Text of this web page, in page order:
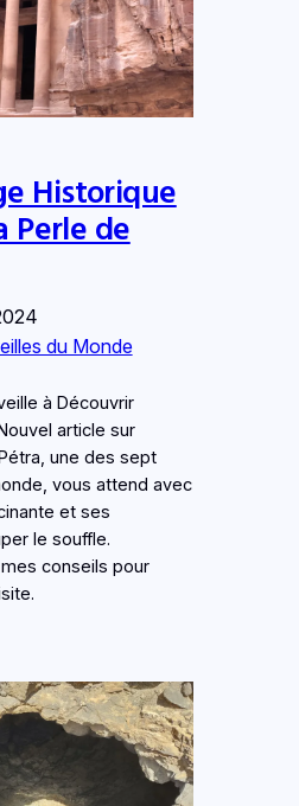
Historique
Perle de
du Monde
à Découvrir
article sur
une des sept
vous attend avec
et ses
le souffle.
conseils pour